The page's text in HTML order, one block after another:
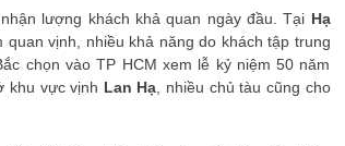
lượng khách khả quan ngày đầu. Tại Hạ
vịnh, nhiều khả năng do khách tập trung
chọn vào TP HCM xem lễ kỷ niệm 50 năm
khu vực vịnh Lan Hạ , nhiều chủ tàu cũng cho